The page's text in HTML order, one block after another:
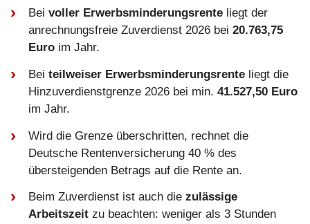
Bei voller Erwerbsminderungsrenteliegt der
anrechnungsfreie Zuverdienst 2026 bei 20.763,75
Euroim Jahr.
Bei teilweiser Erwerbsminderungsrenteliegt die
Hinzuverdienstgrenze 2026 bei min. 41.527,50 Euro
im Jahr.
Wird die Grenze überschritten, rechnet die
Deutsche Rentenversicherung 40 % des
übersteigenden Betrags auf die Rente an.
Beim Zuverdienst ist auch die zulässige
Arbeitszeitzu beachten: weniger als 3 Stunden